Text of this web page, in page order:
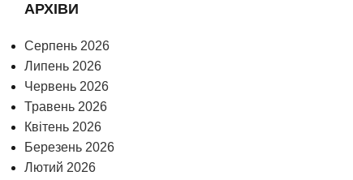
АРХІВИ
Серпень 2026
Липень 2026
Червень 2026
Травень 2026
Квітень 2026
Березень 2026
Лютий 2026